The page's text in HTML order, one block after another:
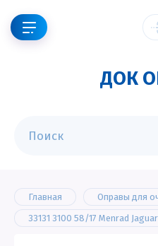
ДОК
Главная Оправы для
33131 3100 58/17 Menrad Jaguar